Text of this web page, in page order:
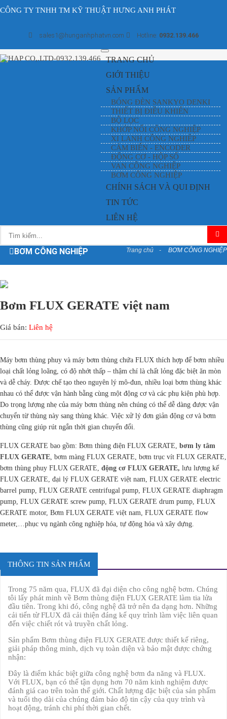
CÔNG TY TNHH TM KỸ THUẬT HƯNG ANH PHÁT
sales1@hunganhphatvn.com Hotline: 0932.139.466
Toggle
navigation
TRANG CHỦ
GIỚI THIỆU
SẢN PHẨM
BÓNG ĐÈN SANKYO DENKI
THIẾT BỊ ĐIỀU KHIỂN
BỘ LỌC
KHỚP NỐI CÔNG NGHIỆP
XI LANH CÔNG NGHIÊP
CẢM BIẾN - ENCODER
ĐỘNG CƠ - HỘP SỐ
VAN CÔNG NGHIỆP
BƠM CÔNG NGHIỆP
CHÍNH SÁCH VÀ QUI ĐỊNH
TIN TỨC
LIÊN HỆ
BƠM CÔNG NGHIỆP Trang chủ BƠM CÔNG NGHIỆP
Bơm FLUX GERATE việt nam
Giá bán: Liên hệ
Máy bơm thùng phuy và máy bơm thùng chứa FLUX thích hợp để bơm nhiều
loại chất lỏng loãng, có độ nhớt thấp – thậm chí là chất lỏng đặc biệt ăn mòn
và dễ cháy. Được chế tạo theo nguyên lý mô-đun, nhiều loại bơm thùng khác
nhau có thể được vận hành bằng cùng một động cơ và các phụ kiện phù hợp.
Do trọng lượng nhẹ của máy bơm thùng nên chúng có thể dễ dàng được vận
chuyển từ thùng này sang thùng khác. Việc xử lý đơn giản động cơ và bơm
thùng cũng giúp rút ngắn thời gian chuyển đổi.
FLUX GERATE bao gồm: Bơm thùng điện FLUX GERATE, bơm ly tâm
FLUX GERATE , bơm màng FLUX GERATE, bơm trục vít FLUX GERATE,
bơm thùng phuy FLUX GERATE, động cơ FLUX GERATE, lưu lượng kế
FLUX GERATE, đại lý FLUX GERATE việt nam, FLUX GERATE electric
barrel pump, FLUX GERATE centrifugal pump, FLUX GERATE diaphragm
pump, FLUX GERATE screw pump, FLUX GERATE drum pump, FLUX
GERATE motor, Bơm FLUX GERATE việt nam, FLUX GERATE flow
meter,…phục vụ ngành công nghiệp hóa, tự động hóa và xây dựng.
THÔNG TIN SẢN PHẨM
Trong 75 năm qua, FLUX đã đại diện cho công nghệ bơm. Chúng
tôi lấy phát minh về Bơm thùng điện FLUX GERATE làm tia lửa
đầu tiên. Trong khi đó, công nghệ đã trở nên đa dạng hơn. Những
cải tiến từ FLUX đã cải thiện đáng kể quy trình làm việc liên quan
đến việc chiết rót và truyền chất lỏng.
Sản phẩm Bơm thùng điện FLUX GERATE được thiết kế riêng,
giải pháp thông minh, dịch vụ toàn diện và bảo mật được chứng
nhận:
Đây là điểm khác biệt giữa công nghệ bơm đa năng và FLUX.
Với FLUX, bạn có thể tận dụng hơn 70 năm kinh nghiệm được
đánh giá cao trên toàn thế giới. Chất lượng đặc biệt của sản phẩm
và tuổi thọ dài của chúng đảm bảo độ tin cậy của quy trình và
hoạt động, tránh chi phí thời gian chết.